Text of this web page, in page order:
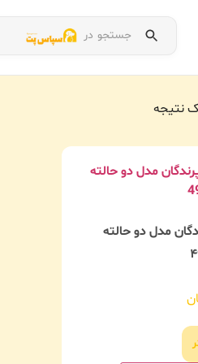
جستجو در
نتیجه
مدل دو حالته